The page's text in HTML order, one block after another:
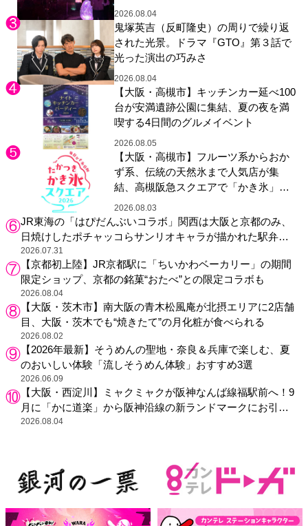
ガーデン 大阪」へ招待
2026.08.04
鬼塚英吉（反町隆史）の周りで繰り返
された光景。ドラマ『GTO』第３話で
光った演出の巧みさ
2026.08.04
【大阪・高槻市】キッチンカー延べ100
台が安満遺跡公園に集結、夏の夜を満
喫する4日間のグルメイベント
2026.08.05
【大阪・高槻市】フルーツ系からおか
ず系、伝統の天然氷まで人気店が集
結、高槻阪急スクエアで「かき氷」祭
り
2026.08.03
JR東海の「はぴだんぶいコラボ」関西は大阪と京都のみ、
日焼けしたポチャッコらサンリオキャラが描かれた駅弁や
グッズが登場
2026.07.31
【京都初上陸】JR京都駅に「ちいかわベーカリー」の期間
限定ショップ、京都の銘菓“おたべ”との限定コラボも
2026.08.04
【大阪・茨木市】南大阪の青木松風庵が北摂エリアに2店舗
目、大阪・茨木でも“焼きたて”の月化粧が食べられる
2026.08.02
【2026年最新】そうめんの聖地・奈良＆兵庫で楽しむ、夏
のおいしい体験「流しそうめん体験」おすすめ3選
2026.06.09
【大阪・西淀川】ミャクミャクが阪神なんば線福駅前へ！9
月に「かに道楽」から阪神沿線の新ランドマークにお引っ
越し
2026.08.04